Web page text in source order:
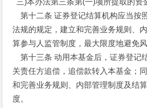
三)本办法第三条第(一)项所提取的资
第十二条 证券登记结算机构应当按
法规的规定，建立和完善业务规则、
算参与人监管制度，最大限度地避免风
第十三条 动用本基金后，证券登记
关责任方追偿，追偿款转入本基金；
和完善业务规则、内部管理制度及结
度。